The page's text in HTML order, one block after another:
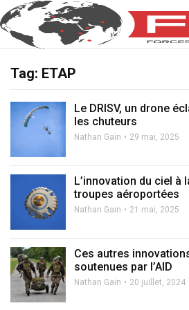
Tag: ETAP
Le DRISV, un drone
les chuteurs
Nathan Gain 29 mai, 2025
L’innovation du ciel à
troupes aéroportées
Nathan Gain 21 mai, 2025
Ces autres
soutenues par l’AID
Nathan Gain 20 juillet, 2024